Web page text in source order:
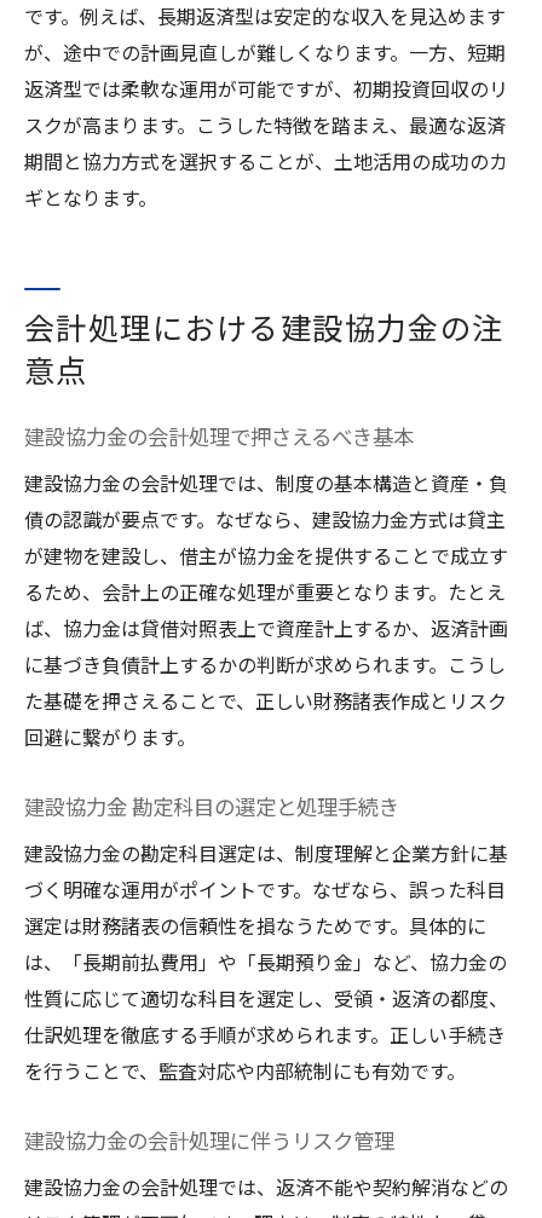
です。例えば、長期返済型は安定的な収入を見込めます
が、途中での計画見直しが難しくなります。一方、短期
返済型では柔軟な運用が可能ですが、初期投資回収のリ
スクが高まります。こうした特徴を踏まえ、最適な返済
期間と協力方式を選択することが、土地活用の成功のカ
ギとなります。
会計処理における建設協力金の注
意点
建設協力金の会計処理で押さえるべき基本
建設協力金の会計処理では、制度の基本構造と資産・負
債の認識が要点です。なぜなら、建設協力金方式は貸主
が建物を建設し、借主が協力金を提供することで成立す
るため、会計上の正確な処理が重要となります。たとえ
ば、協力金は貸借対照表上で資産計上するか、返済計画
に基づき負債計上するかの判断が求められます。こうし
た基礎を押さえることで、正しい財務諸表作成とリスク
回避に繋がります。
建設協力金 勘定科目の選定と処理手続き
建設協力金の勘定科目選定は、制度理解と企業方針に基
づく明確な運用がポイントです。なぜなら、誤った科目
選定は財務諸表の信頼性を損なうためです。具体的に
は、「長期前払費用」や「長期預り金」など、協力金の
性質に応じて適切な科目を選定し、受領・返済の都度、
仕訳処理を徹底する手順が求められます。正しい手続き
を行うことで、監査対応や内部統制にも有効です。
建設協力金の会計処理に伴うリスク管理
建設協力金の会計処理では、返済不能や契約解消などの